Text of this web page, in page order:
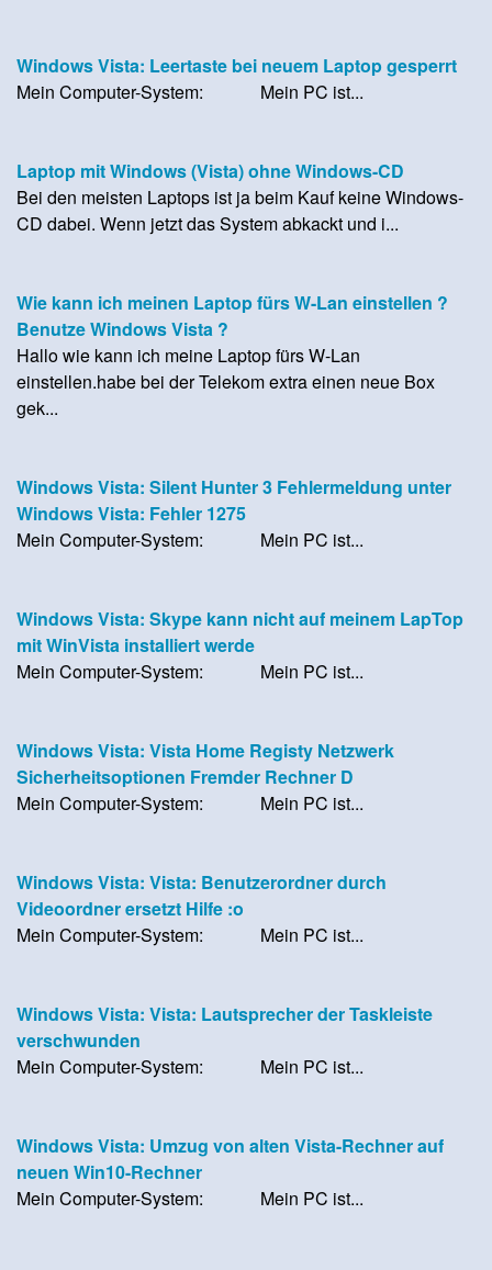
Windows Vista: Leertaste bei neuem Laptop gesperrt
Mein Computer-System: Mein PC ist...
Laptop mit Windows (Vista) ohne Windows-CD
Bei den meisten Laptops ist ja beim Kauf keine Windows-
CD dabei. Wenn jetzt das System abkackt und i...
Wie kann ich meinen Laptop fürs W-Lan einstellen ?
Benutze Windows Vista ?
Hallo wie kann ich meine Laptop fürs W-Lan
einstellen.habe bei der Telekom extra einen neue Box
gek...
Windows Vista: Silent Hunter 3 Fehlermeldung unter
Windows Vista: Fehler 1275
Mein Computer-System: Mein PC ist...
Windows Vista: Skype kann nicht auf meinem LapTop
mit WinVista installiert werde
Mein Computer-System: Mein PC ist...
Windows Vista: Vista Home Registy Netzwerk
Sicherheitsoptionen Fremder Rechner D
Mein Computer-System: Mein PC ist...
Windows Vista: Vista: Benutzerordner durch
Videoordner ersetzt Hilfe :o
Mein Computer-System: Mein PC ist...
Windows Vista: Vista: Lautsprecher der Taskleiste
verschwunden
Mein Computer-System: Mein PC ist...
Windows Vista: Umzug von alten Vista-Rechner auf
neuen Win10-Rechner
Mein Computer-System: Mein PC ist...